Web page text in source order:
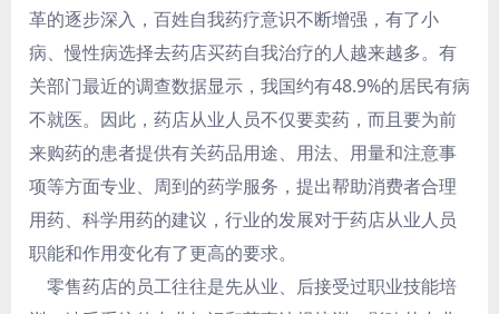
革的逐步深入，百姓自我药疗意识不断增强，有了小
病、慢性病选择去药店买药自我治疗的人越来越多。有
关部门最近的调查数据显示，我国约有48.9%的居民有病
不就医。因此，药店从业人员不仅要卖药，而且要为前
来购药的患者提供有关药品用途、用法、用量和注意事
项等方面专业、周到的药学服务，提出帮助消费者合理
用药、科学用药的建议，行业的发展对于药店从业人员
职能和作用变化有了更高的要求。
零售药店的员工往往是先从业、后接受过职业技能培